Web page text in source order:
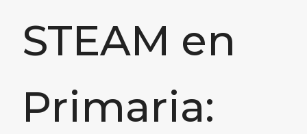
STEAM en
Primaria: